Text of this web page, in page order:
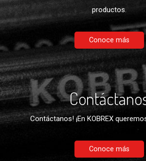
productos.
Conoce más
Contáctanos! ¡En KOBREX
Conoce más